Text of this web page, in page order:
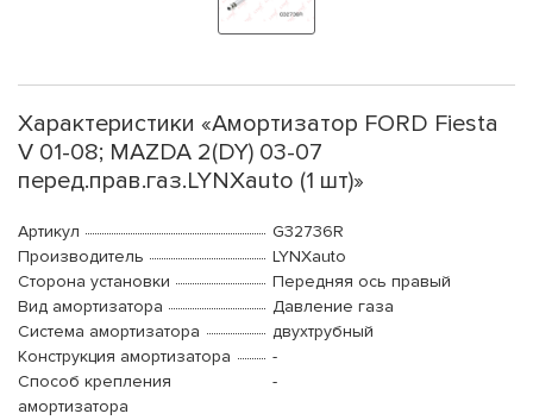
Характеристики «Амортизатор FORD Fiesta
V 01-08; MAZDA 2(DY) 03-07
перед.прав.газ.LYNXauto (1 шт)»
Артикул
G32736R
Производитель
LYNXauto
Сторона установки
Передняя ось правый
Вид амортизатора
Давление газа
Система амортизатора
двухтрубный
Конструкция амортизатора
-
Способ крепления
амортизатора
-